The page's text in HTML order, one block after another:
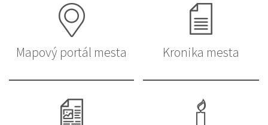
Mapový portál mesta Kronika mesta